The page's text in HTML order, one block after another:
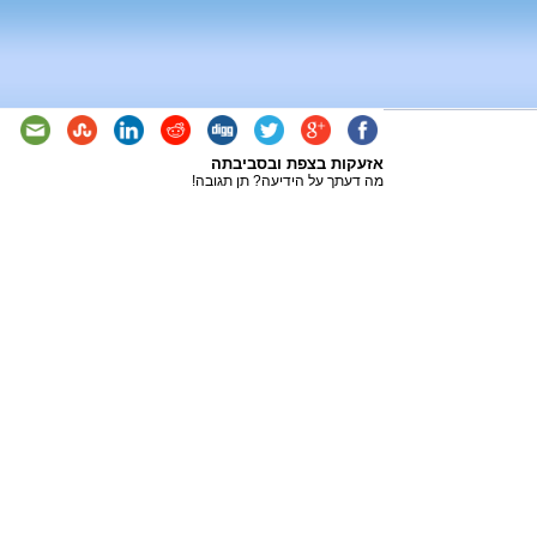
אזעקות בצפת ובסביבתה
מה דעתך על הידיעה? תן תגובה!